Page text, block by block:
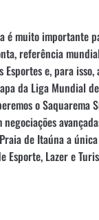
é muito importante
referência
e, para
da Liga Mundial
o Saquarema
de Itaúna a
Esporte, Lazer e